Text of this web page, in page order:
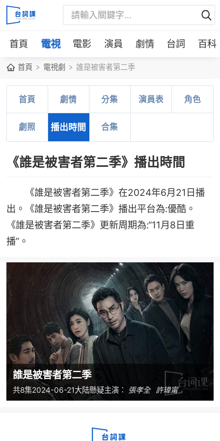
首頁 電視 電影 演員 劇情 台詞 百科
首頁 電視劇 誰是被害者第二季
首頁 劇情 分集 演員表 角色
劇照 播出時間 合集
《誰是被害者第二季》播出時間
《誰是被害者第二季》在2024年6月21日播
出。《誰是被害者第二季》播出平台為:優酷。
《誰是被害者第二季》更新周期為:“11月8日重
播”。
誰是被害者第二季
共8集2024-06-21大陆懸疑主演： 張孝全 許瑋甯